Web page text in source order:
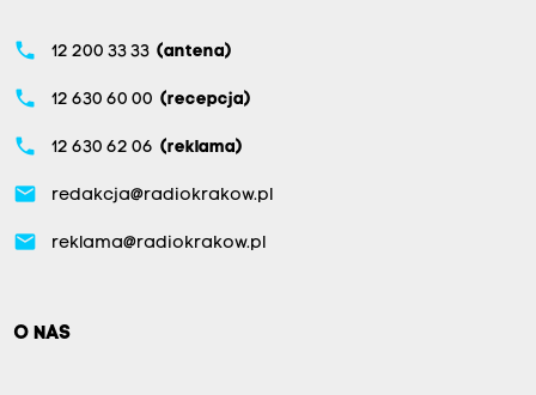
phone 12 200 33 33 (antena)
phone 12 630 60 00 (recepcja)
phone 12 630 62 06 (reklama)
email redakcja@radiokrakow.pl
email reklama@radiokrakow.pl
O NAS